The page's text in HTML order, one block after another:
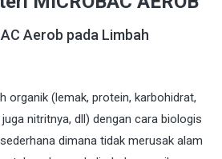
Aerob pada Limbah
organik (lemak, protein, karbohidrat,
nitritnya, dll) dengan cara biologis
dimana tidak merusak alam